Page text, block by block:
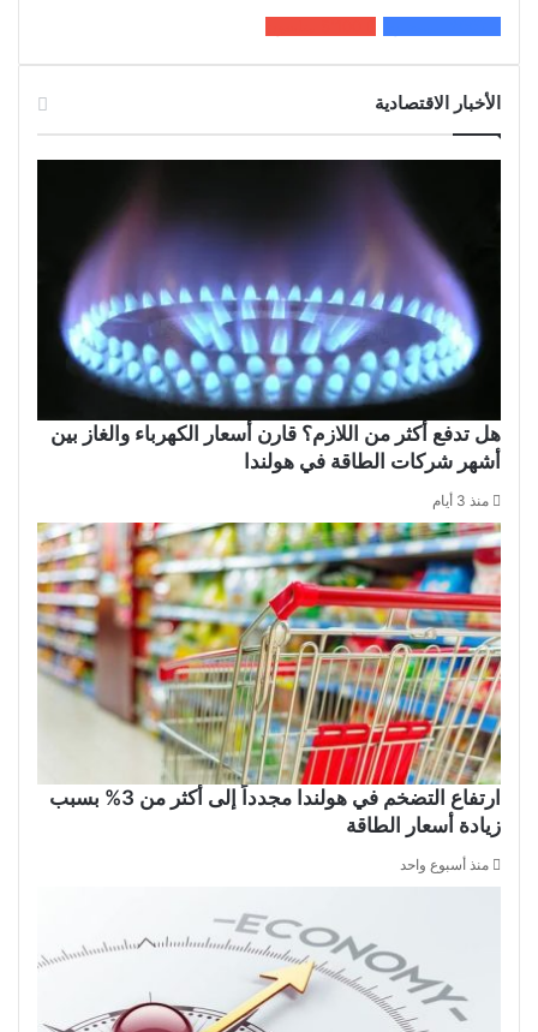
الأخبار الاقتصادية
هل تدفع أكثر من اللازم؟ قارن أسعار الكهرباء والغاز بين
أشهر شركات الطاقة في هولندا
منذ 3 أيام
ارتفاع التضخم في هولندا مجدداً إلى أكثر من 3% بسبب
زيادة أسعار الطاقة
منذ أسبوع واحد